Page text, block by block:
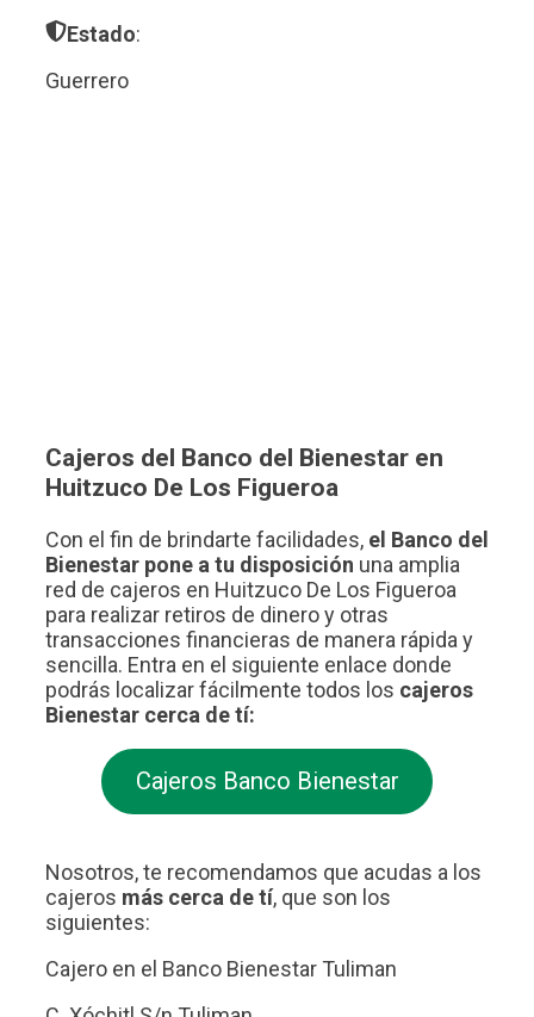
Estado:
Guerrero
Cajeros del Banco del Bienestar en
Huitzuco De Los Figueroa
Con el fin de brindarte facilidades, el Banco del
Bienestar pone a tu disposición una amplia
red de cajeros en Huitzuco De Los Figueroa
para realizar retiros de dinero y otras
transacciones financieras de manera rápida y
sencilla. Entra en el siguiente enlace donde
podrás localizar fácilmente todos los cajeros
Bienestar cerca de tí:
Cajeros Banco Bienestar
Nosotros, te recomendamos que acudas a los
cajeros más cerca de tí, que son los
siguientes:
Cajero en el Banco Bienestar Tuliman